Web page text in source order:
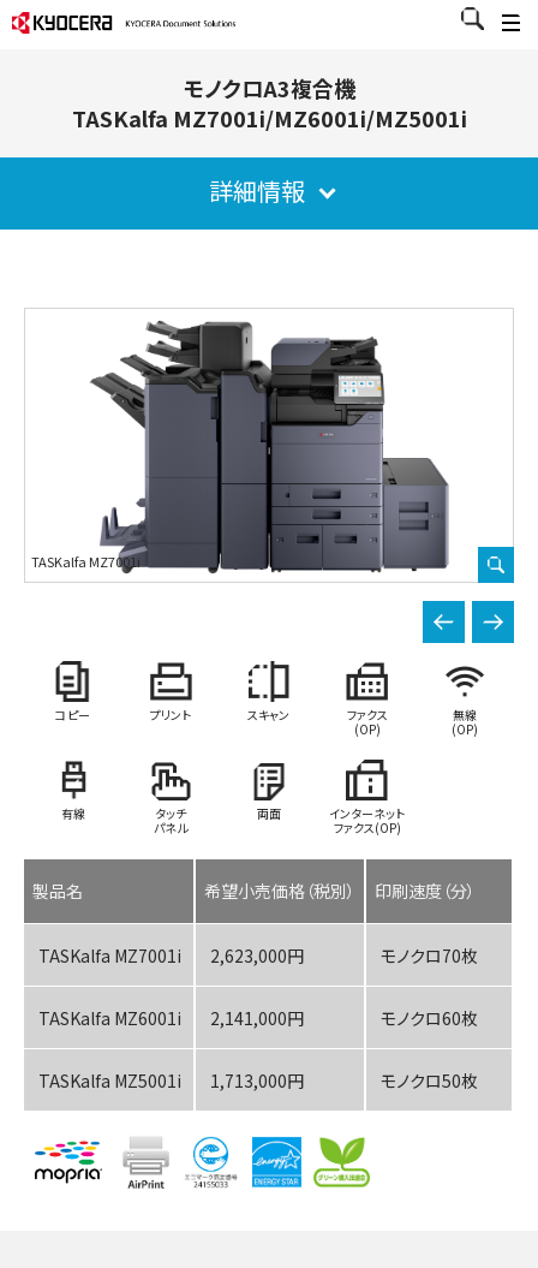
モノクロA3複合機
TASKalfa MZ7001i/MZ6001i/MZ5001i
詳細情報
TASKalfa MZ7001i
コピー プリント スキャン
ファクス
(OP)
無線
(OP)
有線
タッチ
パネル
両面
インターネット
ファクス(OP)
製品名 希望小売価格（税別） 印刷速度（分）
TASKalfa MZ7001i 2,623,000円 モノクロ70枚
TASKalfa MZ6001i 2,141,000円 モノクロ60枚
TASKalfa MZ5001i 1,713,000円 モノクロ50枚